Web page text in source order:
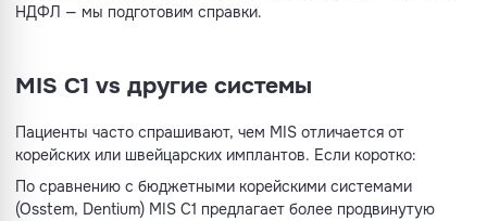
НДФЛ — мы подготовим справки.
MIS C1 vs другие системы
Пациенты часто спрашивают, чем MIS отличается от
корейских или швейцарских имплантов. Если коротко:
По сравнению с бюджетными корейскими системами
(Osstem, Dentium) MIS C1 предлагает более продвинутую